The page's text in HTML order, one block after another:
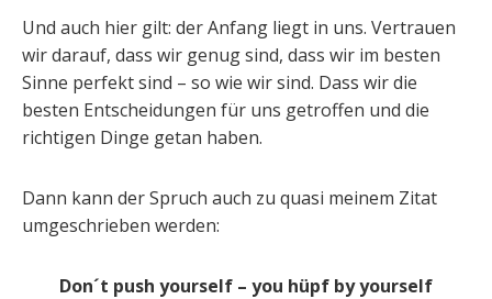
Und auch hier gilt: der Anfang liegt in uns. Vertrauen
wir darauf, dass wir genug sind, dass wir im besten
Sinne perfekt sind – so wie wir sind. Dass wir die
besten Entscheidungen für uns getroffen und die
richtigen Dinge getan haben.
Dann kann der Spruch auch zu quasi meinem Zitat
umgeschrieben werden:
Don´t push yourself – you hüpf by yourself